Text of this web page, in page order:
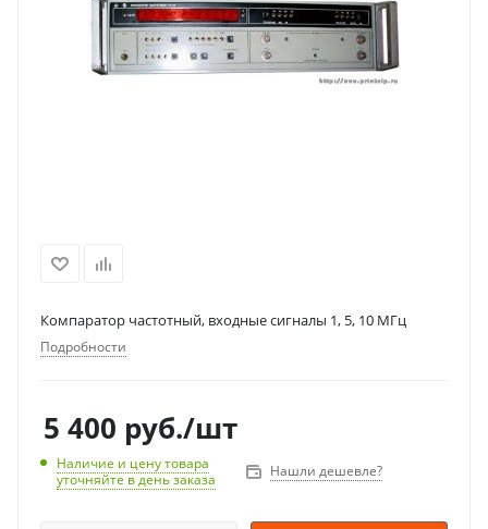
Компаратор частотный, входные сигналы 1, 5, 10 МГц
Подробности
5 400 руб./шт
Наличие и цену товара
уточняйте в день заказа
Нашли дешевле?